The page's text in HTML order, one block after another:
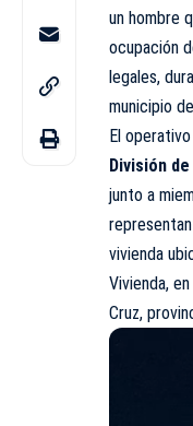
un hombre
ocupación
legales,
municipio de
El
División
junto a
vivienda
Vivienda,
Cruz,